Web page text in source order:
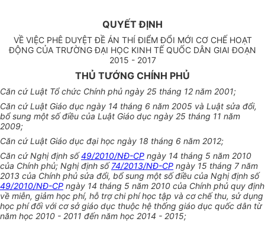
QUYẾT ĐỊNH
VỀ VIỆC PHÊ DUYỆT ĐỀ ÁN THÍ ĐIỂM ĐỔI MỚI CƠ CHẾ HOẠT
ĐỘNG CỦA TRƯỜNG ĐẠI HỌC KINH TẾ QUỐC DÂN GIAI ĐOẠN
2015 - 2017
THỦ TƯỚNG CHÍNH PHỦ
Căn cứ Luật Tổ chức Chính phủ ngày 25 tháng 12 năm 2001;
Căn cứ Luật Giáo dục ngày 14 tháng 6 năm 2005 và Luật sửa đổi,
bổ sung một số điều của Luật Giáo dục ngày 25 tháng 11 năm
2009;
Căn cứ Luật Giáo dục đại học ngày 18 tháng 6 năm 2012;
Căn cứ Nghị định số49/2010/NĐ-CP ngày 14 tháng 5 năm 2010
của Chính phủ; Nghị định số74/2013/NĐ-CP ngày 15 tháng 7 năm
2013 của Chính phủ sửa đổi, bổ sung một số điều của Nghị định số
49/2010/NĐ-CP ngày 14 tháng 5 năm 2010 của Chính phủ quy định
về miễn, giảm học phí, hỗ trợ chi phí học tập và cơ chế thu, sử dụng
học phí đối với cơ sở giáo dục thuộc hệ thống giáo dục quốc dân từ
năm học 2010 - 2011 đến năm học 2014 - 2015;